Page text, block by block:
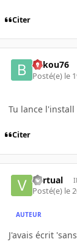
Citer
bakou76
Posté(e) le
Tu lance
Citer
Vyrtual
Posté(e) le
AUTEUR
J'avais écrit